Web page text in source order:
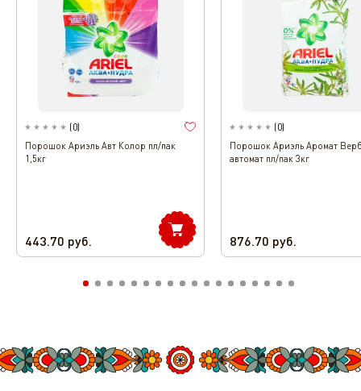
(0)
Порошок Ариэль Авт Колор пл/пак
1,5кг
443.70 руб.
(0)
Порошок Ариэль Аромат
автомат пл/пак 3кг
876.70 руб.